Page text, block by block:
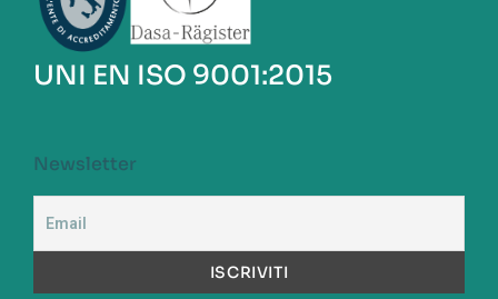
UNI EN ISO 9001:2015
Newsletter